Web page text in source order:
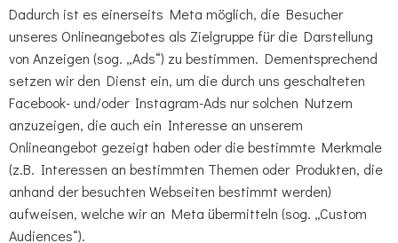
Dadurch ist es einerseits Meta möglich, die Besucher
unseres Onlineangebotes als Zielgruppe für die Darstellung
von Anzeigen (sog. „Ads“) zu bestimmen. Dementsprechend
setzen wir den Dienst ein, um die durch uns geschalteten
Facebook- und/oder Instagram-Ads nur solchen Nutzern
anzuzeigen, die auch ein Interesse an unserem
Onlineangebot gezeigt haben oder die bestimmte Merkmale
(z.B. Interessen an bestimmten Themen oder Produkten, die
anhand der besuchten Webseiten bestimmt werden)
aufweisen, welche wir an Meta übermitteln (sog. „Custom
Audiences“).